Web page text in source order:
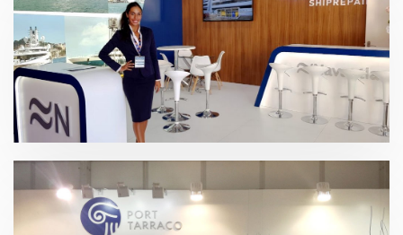
Mónaco Yatch Show – Navantia 2018